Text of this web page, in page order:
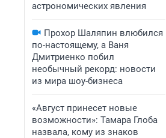
астрономических явления
Прохор Шаляпин влюбился
по-настоящему, а Ваня
Дмитриенко побил
необычный рекорд: новости
из мира шоу-бизнеса
«Август принесет новые
возможности»: Тамара Глоба
назвала, кому из знаков